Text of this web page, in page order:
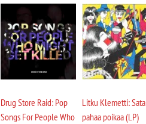
Drug Store Raid: Pop
Songs For People Who
Litku Klemetti: Sata
pahaa poikaa (LP)